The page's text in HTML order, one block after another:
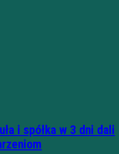
i spółka w 3 dni dali